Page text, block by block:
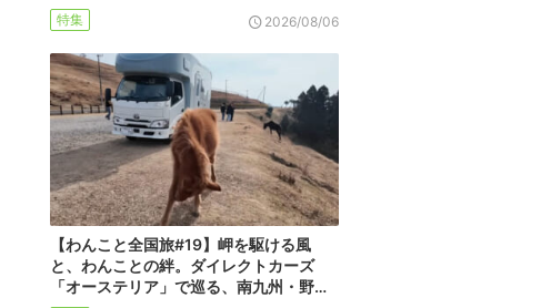
特集 2026/08/06
【わんこと全国旅#19】岬を駆ける風
と、わんことの絆。ダイレクトカーズ
「オーステリア」で巡る、南九州・野…